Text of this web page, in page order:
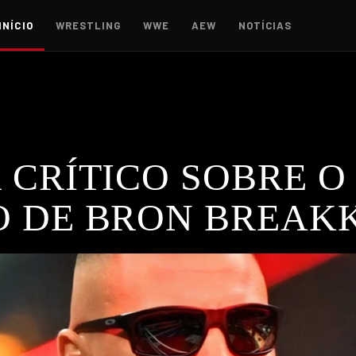
INÍCIO WRESTLING WWE AEW NOTÍCIAS
SOBRE O
DE BRON
Bron Breakker na WWE. Descobre todas as reações e o